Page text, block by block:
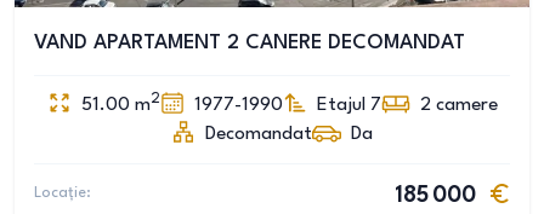
VAND APARTAMENT 2 CANERE DECOMANDAT
51.00 m2 1977-1990 Etajul 7 2 camere
Decomandat
Da
Locație:
185 000